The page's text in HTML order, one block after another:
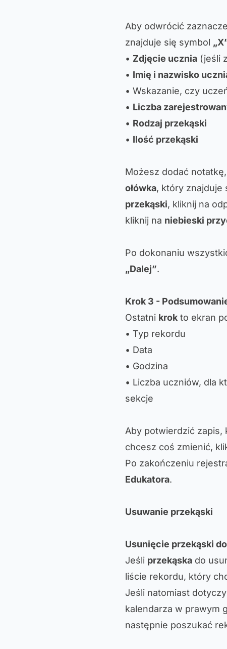
Aby odwrócić
znajduje się symbol
• Zdjęcie ucznia (jeśli
• Imię i nazwisko
• Wskazanie, czy
• Liczba
• Rodzaj przekąski
• Ilość przekąski
Możesz dodać
ołówka, który znajduje
przekąski, kliknij na
kliknij na niebieski
Po dokonaniu
„Dalej”.
Krok 3 -
Ostatni krok to ekran
• Typ rekordu
• Data
• Godzina
• Liczba uczniów, dla
sekcje
Aby potwierdzić zapis,
chcesz coś zmienić,
Po zakończeniu
Edukatora.
Usuwanie przekąski
Usunięcie przekąski
Jeśli przekąska do
liście rekordu, który
Jeśli natomiast
kalendarza w prawym
następnie poszukać